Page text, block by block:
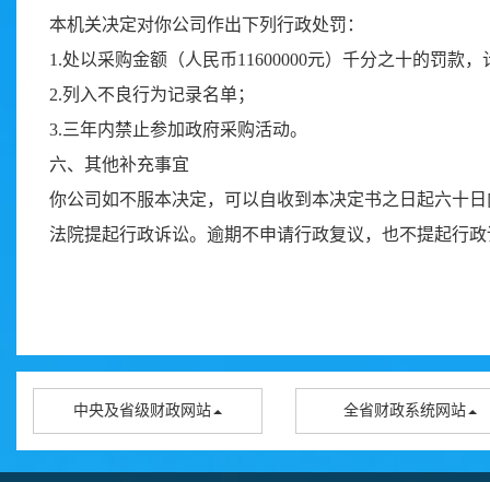
本机关决定对你公司作出下列行政处罚：
1.处以采购金额（人民币11600000元）千分之十的罚款，
2.列入不良行为记录名单；
3.三年内禁止参加政府采购活动。
六、其他补充事宜
你公司如不服本决定，可以自收到本决定书之日起六十
法院提起行政诉讼。逾期不申请行政复议，也不提起行
中央及省级财政网站 全省财政系统网站